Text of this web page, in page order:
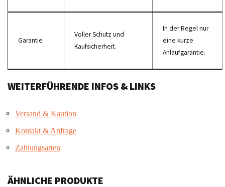
Garantie
Voller Schutz und
Kaufsicherheit.
In der Regel nur
eine kurze
Anlaufgarantie.
WEITERFÜHRENDE INFOS & LINKS
Versand & Kaution
Kontakt & Anfrage
Zahlungsarten
ÄHNLICHE PRODUKTE